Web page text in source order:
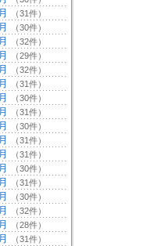
（31件）
（30件）
（32件）
（29件）
（32件）
（31件）
（30件）
（31件）
（30件）
（31件）
（31件）
（30件）
（31件）
（30件）
（32件）
（28件）
（31件）